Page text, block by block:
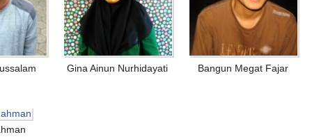
Magazine
EVENT
News
Gallery
us
ALUMNI
Gina Ainun Nurhidayati Bangun Megat Fajar